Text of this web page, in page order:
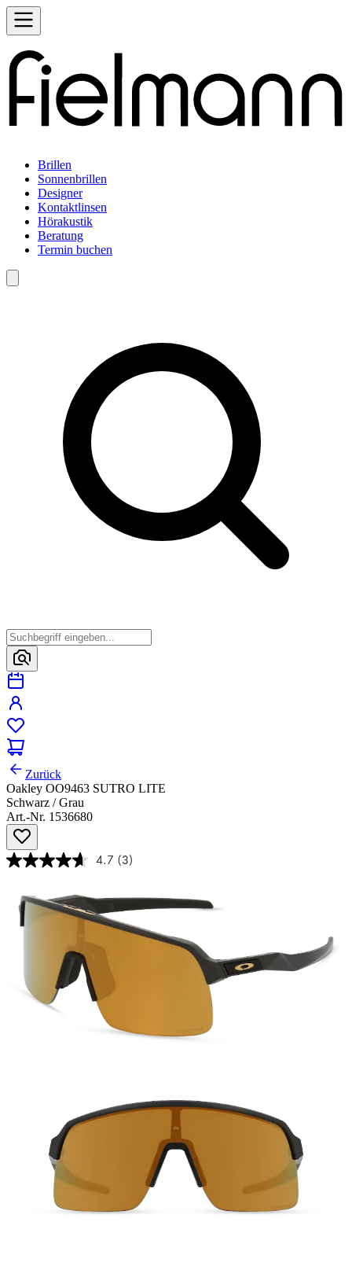
Brillen
Sonnenbrillen
Designer
Kontaktlinsen
Hörakustik
Beratung
Termin buchen
Zurück
Oakley OO9463 SUTRO LITE
Schwarz / Grau
Art.-Nr. 1536680
4.7 (3)